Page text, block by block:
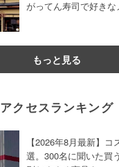
がってん寿司で好きな
もっと見る
アクセスランキング
【2026年8月最新】
選。300名に聞いた買